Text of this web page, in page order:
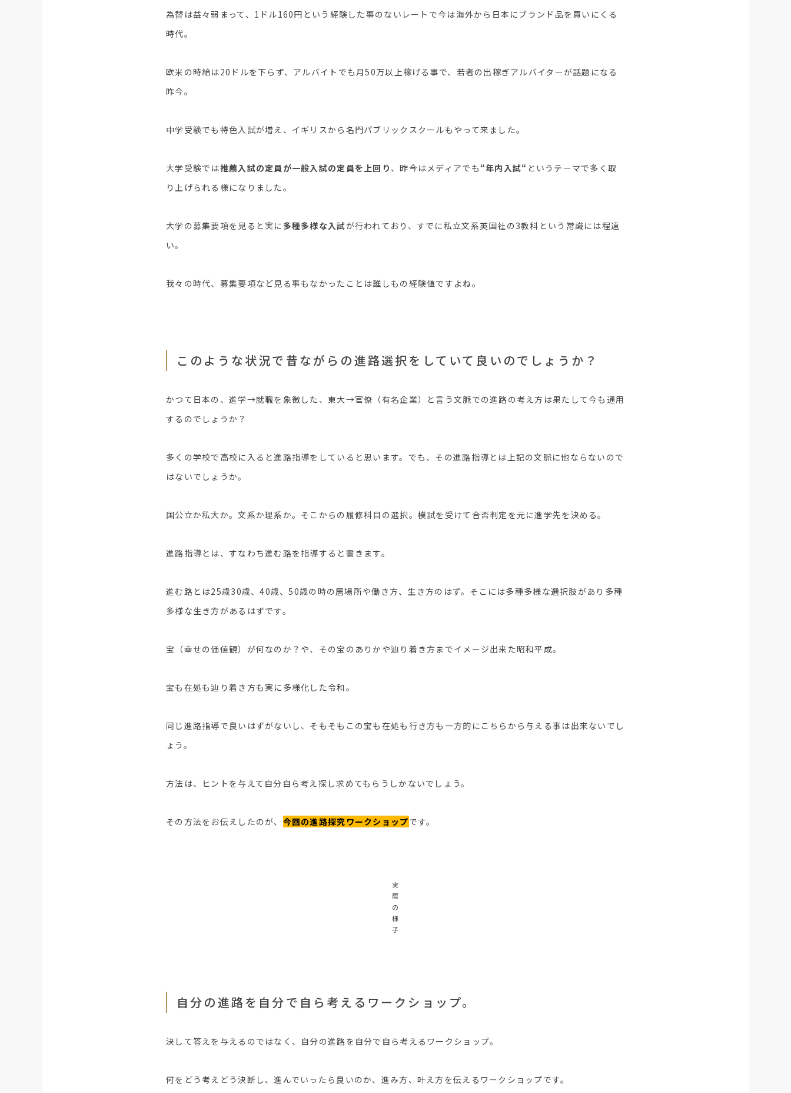
為替は益々弱まって、1ドル160円という経験した事のないレートで今は海外から日本にブランド品を買いにくる
時代。
欧米の時給は20ドルを下らず、アルバイトでも月50万以上稼げる事で、若者の出稼ぎアルバイターが話題になる
昨今。
中学受験でも特色入試が増え、イギリスから名門パブリックスクールもやって来ました。
大学受験では推薦入試の定員が一般入試の定員を上回り 、昨今はメディアでも “年内入試“ というテーマで多く取
り上げられる様になりました。
大学の募集要項を見ると実に多種多様な入試が行われており、すでに私立文系英国社の3教科という常識には程遠
い。
我々の時代、募集要項など見る事もなかったことは誰しもの経験値ですよね。
このような状況で昔ながらの進路選択をしていて良いのでしょうか？
かつて日本の、進学→就職を象徴した、東大→官僚（有名企業）と言う文脈での進路の考え方は果たして今も通用
するのでしょうか？
多くの学校で高校に入ると進路指導をしていると思います。でも、その進路指導とは上記の文脈に他ならないので
はないでしょうか。
国公立か私大か。文系か理系か。そこからの履修科目の選択。模試を受けて合否判定を元に進学先を決める。
進路指導とは、すなわち進む路を指導すると書きます。
進む路とは25歳30歳、40歳、50歳の時の居場所や働き方、生き方のはず。そこには多種多様な選択肢があり多種
多様な生き方があるはずです。
宝（幸せの価値観）が何なのか？や、その宝のありかや辿り着き方までイメージ出来た昭和平成。
宝も在処も辿り着き方も実に多様化した令和。
同じ進路指導で良いはずがないし、そもそもこの宝も在処も行き方も一方的にこちらから与える事は出来ないでし
ょう。
方法は、ヒントを与えて自分自ら考え探し求めてもらうしかないでしょう。
その方法をお伝えしたのが、 今回の進路探究ワークショップです。
実
際
の
様
子
自分の進路を自分で自ら考えるワークショップ。
決して答えを与えるのではなく、自分の進路を自分で自ら考えるワークショップ。
何をどう考えどう決断し、進んでいったら良いのか、進み方、叶え方を伝えるワークショップです。